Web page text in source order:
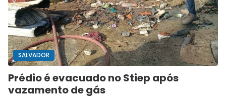
SALVADOR
Prédio é evacuado no Stiep após
vazamento de gás